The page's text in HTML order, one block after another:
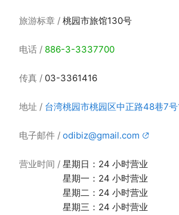
旅游标章 桃园市旅馆130号
电话 886-3-3337700
传真 03-3361416
地址 台湾桃园市桃园区中正路48巷7号
电子邮件 odibiz@gmail.com
营业时间
星期日：24 小时营业
星期一：24 小时营业
星期二：24 小时营业
星期三：24 小时营业